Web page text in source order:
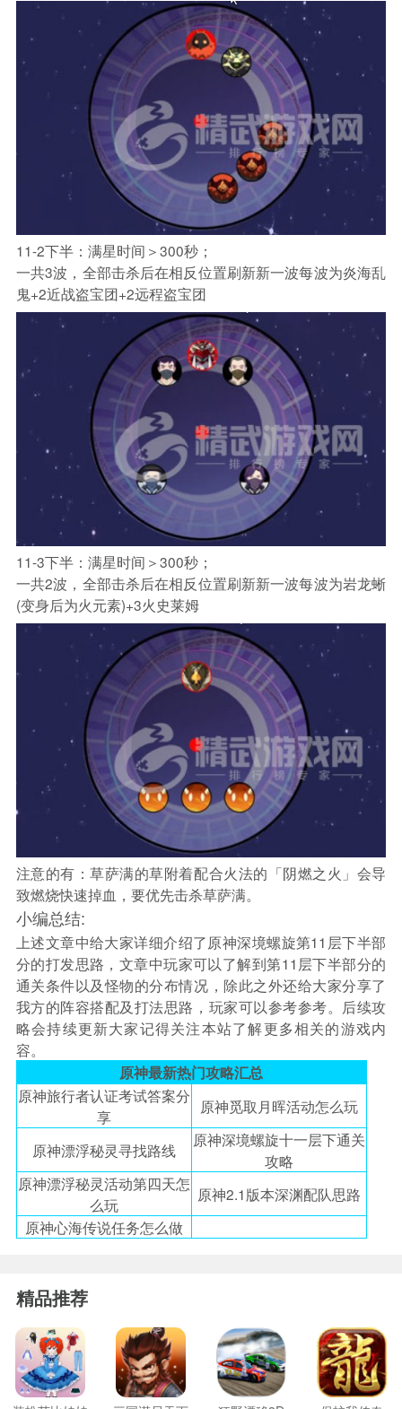
11-2下半：满星时间＞300秒；
一共3波，全部击杀后在相反位置刷新新一波每波为炎海乱
鬼+2近战盗宝团+2远程盗宝团
11-3下半：满星时间＞300秒；
一共2波，全部击杀后在相反位置刷新新一波每波为岩龙蜥
(变身后为火元素)+3火史莱姆
注意的有：草萨满的草附着配合火法的「阴燃之火」会导
致燃烧快速掉血，要优先击杀草萨满。
小编总结:
上述文章中给大家详细介绍了原神深境螺旋第11层下半部
分的打发思路，文章中玩家可以了解到第11层下半部分的
通关条件以及怪物的分布情况，除此之外还给大家分享了
我方的阵容搭配及打法思路，玩家可以参考参考。后续攻
略会持续更新大家记得关注本站了解更多相关的游戏内
容。
原神最新热门攻略汇总
原神旅行者认证考试答案分
享
原神觅取月晖活动怎么玩
原神漂浮秘灵寻找路线
原神深境螺旋十一层下通关
攻略
原神漂浮秘灵活动第四天怎
么玩
原神2.1版本深渊配队思路
原神心海传说任务怎么做
精品推荐